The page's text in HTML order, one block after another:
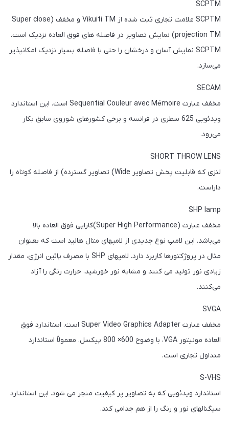
SCPTM
SCPTM علامت تجاری ثبت شده از Vikuiti TM و مخفف (Super close
projection TM) نمایش تصاویر در فاصله های فوق العاده نزدیک است.
SCPTM نمایش آسان و درخشان را حتی با فاصله بسیار نزدیک امکانپذیر
می‌سازد.
SECAM
مخفف عبارت Sequential Couleur avec Mémoire است. این استاندارد
ویدئویی 625 سطری در فرانسه و برخی کشورهای شوروی سابق بکار
می‌رود.
SHORT THROW LENS
لنزی که قابلیت پخش تصاویر Wide) تصاویر گسترده) از فاصله کوتاه را
داراست.
SHP lamp
مخفف عبارت (Super High Performance)کارایی فوق العاده بالا
می‌باشد. این لامپ نوع جدیدی از لامپهای متال هالید است که بعنوان
مثال در پروژکتورها کاربرد دارد. لامپهای SHP با مصرف پائین انرژی، مقدار
زیادی نور تولید می کنند و مشابه نور خورشید، حرارت رنگی را آزاد
می‌کنند.
SVGA
مخفف عبارت Super Video Graphics Adapter است. استاندارد فوق
العاده مونیتور VGA، با وضوح 600× 800 پیکسل. معمولاً استاندارد
متداول تجاری است.
S-VHS
استاندارد ویدئویی که به تصاویر پر کیفیت منجر می شود. این استاندارد
سیگنالهای نور و رنگ را از هم جدامی کند.